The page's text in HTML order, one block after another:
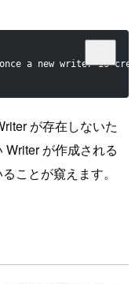
a new writer is
が存在しないた
が作成される
ことが窺えます。